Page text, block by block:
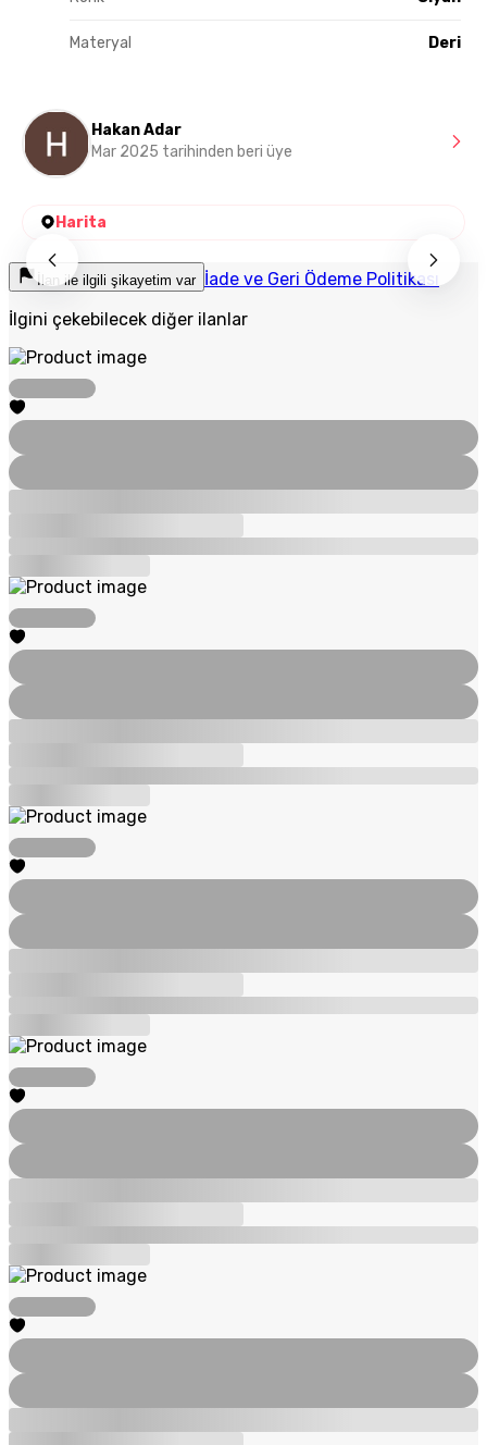
Materyal Deri
Hakan Adar
Mar 2025 tarihinden beri üye
Harita
İlan ile ilgili şikayetim var İade ve Geri Ödeme Politikası
İlgini çekebilecek diğer ilanlar